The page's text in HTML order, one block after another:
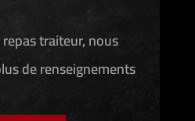
traiteur, nous
de renseignements